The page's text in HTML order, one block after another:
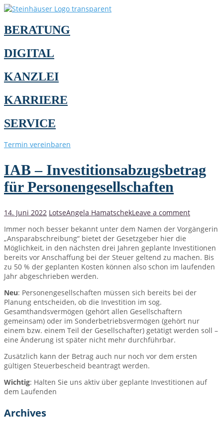
BERATUNG
DIGITAL
KANZLEI
KARRIERE
SERVICE
Termin vereinbaren
IAB – Investitionsabzugsbetrag
für Personengesellschaften
14. Juni 2022 LotseAngela HamatschekLeave a comment
Immer noch besser bekannt unter dem Namen der Vorgängerin
„Ansparabschreibung“ bietet der Gesetzgeber hier die
Möglichkeit, in den nächsten drei Jahren geplante Investitionen
bereits vor Anschaffung bei der Steuer geltend zu machen. Bis
zu 50 % der geplanten Kosten können also schon im laufenden
Jahr abgeschrieben werden.
Neu: Personengesellschaften müssen sich bereits bei der
Planung entscheiden, ob die Investition im sog.
Gesamthandsvermögen (gehört allen Gesellschaftern
gemeinsam) oder im Sonderbetriebsvermögen (gehört nur
einem bzw. einem Teil der Gesellschafter) getätigt werden soll –
eine Änderung ist später nicht mehr durchführbar.
Zusätzlich kann der Betrag auch nur noch vor dem ersten
gültigen Steuerbescheid beantragt werden.
Wichtig: Halten Sie uns aktiv über geplante Investitionen auf
dem Laufenden
Archives